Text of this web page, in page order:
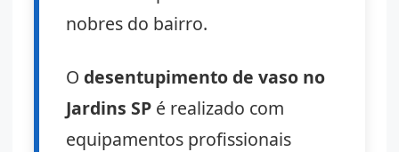
nobres do bairro.
O desentupimento de vaso no
Jardins SP é realizado com
equipamentos profissionais